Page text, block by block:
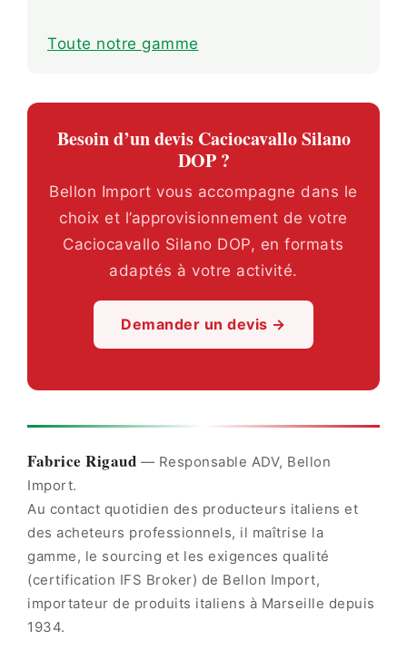
Toute notre gamme
Besoin d’un devis Caciocavallo Silano
DOP ?
Bellon Import vous accompagne dans le
choix et l’approvisionnement de votre
Caciocavallo Silano DOP, en formats
adaptés à votre activité.
Demander un devis →
Fabrice Rigaud — Responsable ADV, Bellon
Import.
Au contact quotidien des producteurs italiens et
des acheteurs professionnels, il maîtrise la
gamme, le sourcing et les exigences qualité
(certification IFS Broker) de Bellon Import,
importateur de produits italiens à Marseille depuis
1934.